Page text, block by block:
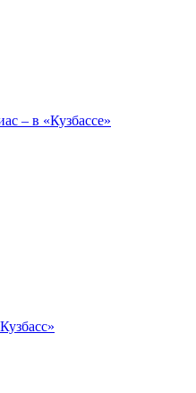
– в «Кузбассе»